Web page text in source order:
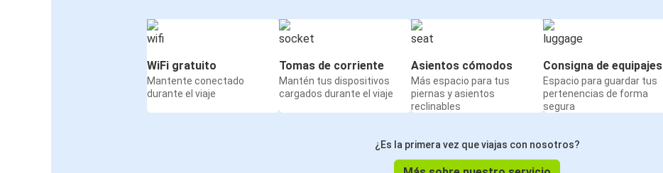
WiFi gratuito
Mantente conectado
durante el viaje
Tomas de corriente
Mantén tus dispositivos
cargados durante el viaje
Asientos cómodos
Más espacio para tus
piernas y asientos
reclinables
Consigna de equipajes
Espacio para guardar tus
pertenencias de forma
segura
¿Es la primera vez que viajas con nosotros?